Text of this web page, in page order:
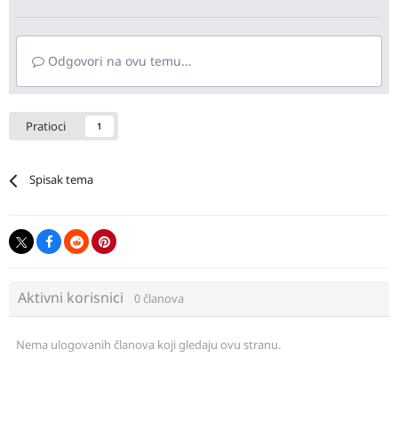
Odgovori na ovu temu...
Pratioci 1
Spisak tema
Aktivni korisnici 0 članova
Nema ulogovanih članova koji gledaju ovu stranu.